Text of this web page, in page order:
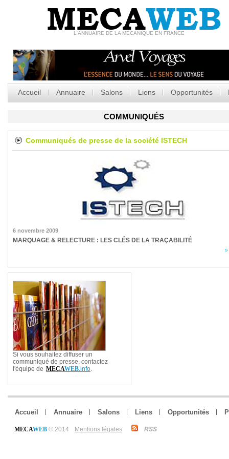
MECAWEB
L'ANNUAIRE DE LA MÉCANIQUE EN FRANCE
Accueil Annuaire Salons Liens Opportunités
COMMUNIQUÉS
Communiqués de presse de la société ISTECH
6 novembre 2009
MARQUAGE & RELECTURE : LES CLÉS DE LA TRAÇABILITÉ
Si vous souhaitez diffuser un
communiqué de presse, contactez
l'équipe de MECAWEB.info.
Accueil Annuaire Salons Liens Opportunités
MECAWEB © 2014 Mentions légales RSS